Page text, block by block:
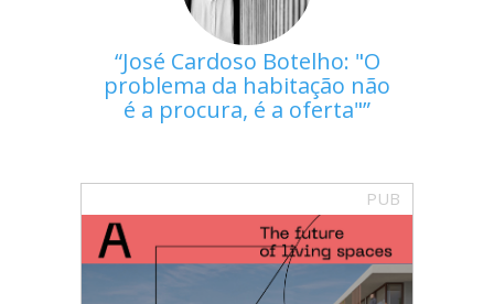
José Cardoso Botelho: "O
problema da habitação não
é a procura, é a oferta"
PUB